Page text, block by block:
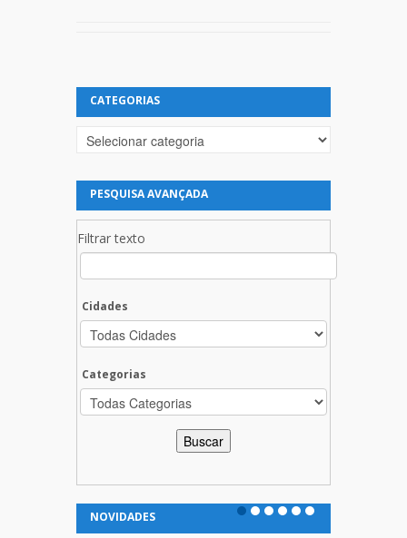
CATEGORIAS
Categorias
PESQUISA AVANÇADA
Filtrar texto
Cidades
Categorias
NOVIDADES